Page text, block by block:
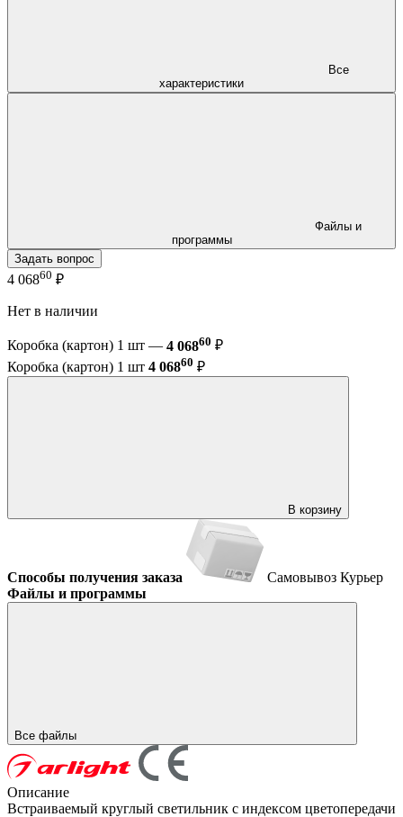
характеристики
программы
Задать вопрос
4 06860 ₽
Нет в наличии
Коробка (картон) 1 шт — 4 06860 ₽
Коробка (картон) 1 шт 4 06860 ₽
В корзину
Способы получения заказа Самовывоз Курьер
Файлы и программы
Все файлы
Описание
Встраиваемый круглый светильник с индексом цветопередачи